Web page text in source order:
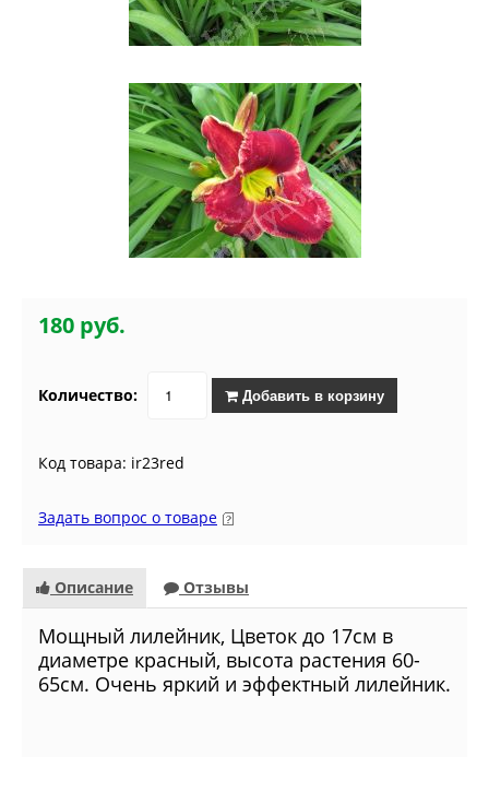
180 руб.
Количество: Добавить в корзину
Код товара: ir23red
Задать вопрос о товаре
Описание Отзывы
Мощный лилейник, Цветок до 17см в
диаметре красный, высота растения 60-
65см. Очень яркий и эффектный лилейник.